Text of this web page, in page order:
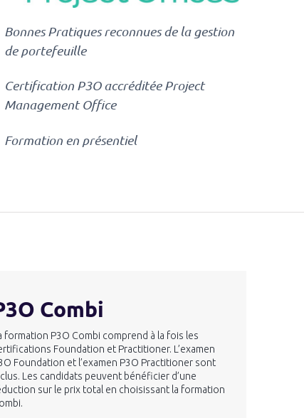
Bonnes Pratiques reconnues de la gestion
de portefeuille
Certification P3O accréditée Project
Management Office
Formation en présentiel
Combi
formation P3O Combi comprend à la fois les
Foundation et Practitioner. L’examen
Foundation et l’examen P3O Practitioner sont
Les candidats peuvent bénéficier d’une
sur le prix total en choisissant la formation